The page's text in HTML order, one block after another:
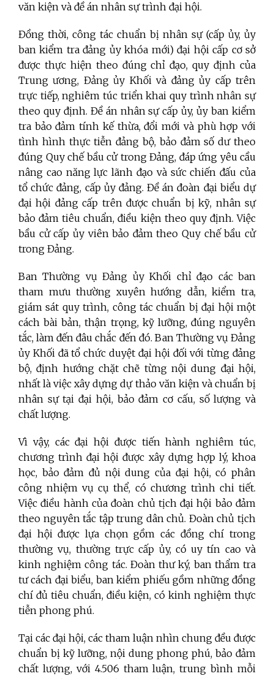
văn kiện và đề án nhân sự trình đại hội.
Đồng thời, công tác chuẩn bị nhân sự (cấp ủy, ủy
ban kiểm tra đảng ủy khóa mới) đại hội cấp cơ sở
được thực hiện theo đúng chỉ đạo, quy định của
Trung ương, Đảng ủy Khối và đảng ủy cấp trên
trực tiếp, nghiêm túc triển khai quy trình nhân sự
theo quy định. Đề án nhân sự cấp ủy, ủy ban kiểm
tra bảo đảm tính kế thừa, đổi mới và phù hợp với
tình hình thực tiễn đảng bộ, bảo đảm số dư theo
đúng Quy chế bầu cử trong Đảng, đáp ứng yêu cầu
nâng cao năng lực lãnh đạo và sức chiến đấu của
tổ chức đảng, cấp ủy đảng. Đề án đoàn đại biểu dự
đại hội đảng cấp trên được chuẩn bị kỹ, nhân sự
bảo đảm tiêu chuẩn, điều kiện theo quy định. Việc
bầu cử cấp ủy viên bảo đảm theo Quy chế bầu cử
trong Đảng.
Ban Thường vụ Đảng ủy Khối chỉ đạo các ban
tham mưu thường xuyên hướng dẫn, kiểm tra,
giám sát quy trình, công tác chuẩn bị đại hội một
cách bài bản, thận trọng, kỹ lưỡng, đúng nguyên
tắc, làm đến đâu chắc đến đó. Ban Thường vụ Đảng
ủy Khối đã tổ chức duyệt đại hội đối với từng đảng
bộ, định hướng chặt chẽ từng nội dung đại hội,
nhất là việc xây dựng dự thảo văn kiện và chuẩn bị
nhân sự tại đại hội, bảo đảm cơ cấu, số lượng và
chất lượng.
Vì vậy, các đại hội được tiến hành nghiêm túc,
chương trình đại hội được xây dựng hợp lý, khoa
học, bảo đảm đủ nội dung của đại hội, có phân
công nhiệm vụ cụ thể, có chương trình chi tiết.
Việc điều hành của đoàn chủ tịch đại hội bảo đảm
theo nguyên tắc tập trung dân chủ. Đoàn chủ tịch
đại hội được lựa chọn gồm các đồng chí trong
thường vụ, thường trực cấp ủy, có uy tín cao và
kinh nghiệm công tác. Đoàn thư ký, ban thẩm tra
tư cách đại biểu, ban kiểm phiếu gồm những đồng
chí đủ tiêu chuẩn, điều kiện, có kinh nghiệm thực
tiễn phong phú.
Tại các đại hội, các tham luận nhìn chung đều được
chuẩn bị kỹ lưỡng, nội dung phong phú, bảo đảm
chất lượng, với 4.506 tham luận, trung bình mỗi